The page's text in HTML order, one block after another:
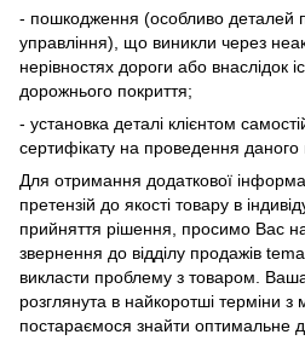
- пошкодження (особливо деталей
управління), що виникли через
нерівностях дороги або внаслідок
дорожнього покриття;
- установка деталі клієнтом
сертифікату на проведення даного
Для отримання додаткової
претензій до якості товару в
прийняття рішення, просимо Вас
звернення до відділу продажів
викласти проблему з товаром.
розглянута в найкоротші терміни
постараємося знайти оптимальне